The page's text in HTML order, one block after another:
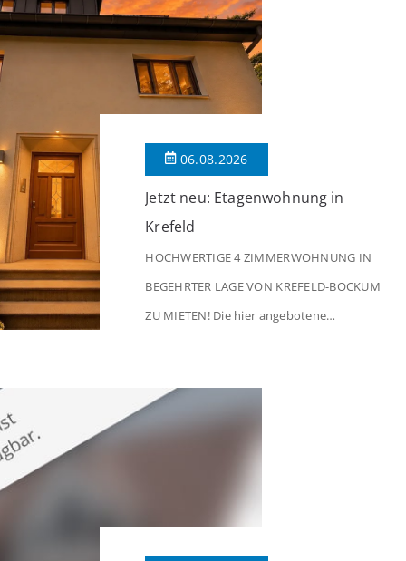
06.08.2026
Jetzt neu: Etagenwohnung in
Krefeld
HOCHWERTIGE 4 ZIMMERWOHNUNG IN
BEGEHRTER LAGE VON KREFELD-BOCKUM
ZU MIETEN! Die hier angebotene
in begehrter Wohnlage von Krefeld-Bockum.